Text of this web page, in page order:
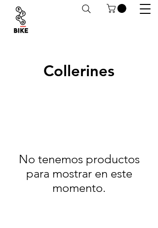
Despachos a todo Chile. Retiro en tiendas
Collerines
No tenemos productos
para mostrar en este
momento.